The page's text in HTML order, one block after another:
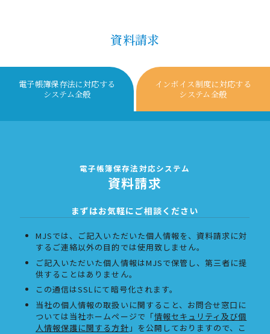
資料請求
電子帳簿保存法に対応する
システム全般
インボイス制度に対応する
システム全般